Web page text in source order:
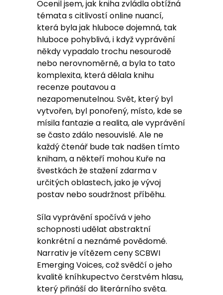
Ocenil jsem, jak kniha zvládla obtížná
témata s citlivostí online nuancí,
která byla jak hluboce dojemná, tak
hluboce pohyblivá, i když vyprávění
někdy vypadalo trochu nesourodě
nebo nerovnoměrně, a byla to tato
komplexita, která dělala knihu
recenze poutavou a
nezapomenutelnou. Svět, který byl
vytvořen, byl ponořený, místo, kde se
mísila fantazie a realita, ale vyprávění
se často zdálo nesouvislé. Ale ne
každý čtenář bude tak nadšen tímto
kniham, a někteří mohou Kuře na
švestkách že stažení zdarma​ v
určitých oblastech, jako je vývoj
postav nebo soudržnost příběhu.
Síla vyprávění spočívá v jeho
schopnosti udělat abstraktní
konkrétní a neznámé povědomé.
Narrativ je vítězem ceny SCBWI
Emerging Voices, což svědčí o jeho
kvalitě kníhkupectvo čerstvém hlasu,
který přináší do literárního světa.